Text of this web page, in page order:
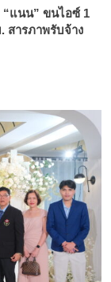
“แนน” ขนไอซ์ 1
สารภาพรับจ้าง